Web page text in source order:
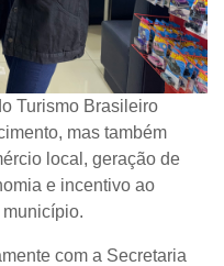
Turismo Brasileiro
mas também
local, geração de
e incentivo ao
com a Secretaria